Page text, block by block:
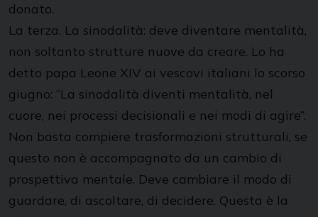
donato.
La terza. La sinodalità: deve diventare mentalità,
non soltanto strutture nuove da creare. Lo ha
detto papa Leone XIV ai vescovi italiani lo scorso
giugno: “La sinodalità diventi mentalità, nel
cuore, nei processi decisionali e nei modi di agire”.
Non basta compiere trasformazioni strutturali, se
questo non è accompagnato da un cambio di
prospettiva mentale. Deve cambiare il modo di
guardare, di ascoltare, di decidere. Questa è la